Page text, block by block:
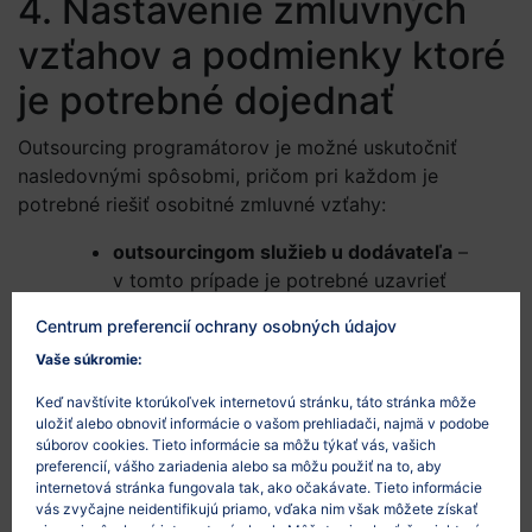
4. Nastavenie zmluvných
vzťahov a podmienky ktoré
je potrebné dojednať
Outsourcing programátorov je možné uskutočniť
nasledovnými spôsobmi, pričom pri každom je
potrebné riešiť osobitné zmluvné vzťahy:
outsourcingom služieb u dodávateľa –
v tomto prípade je potrebné uzavrieť
objednávateľom a dodávateľom. Dodávateľ
poskytuje službu prostredníctvom svojich
pracovníkov alebo sprostredkuje
pracovníkov priamo objednávateľovi.
outsourcingom služieb priamo
u programátora – je potrebné uzavrieť
zmluvu medzi objednávateľom
Centrum preferencií ochrany osobných údajov
Vaše súkromie:
Keď navštívite ktorúkoľvek internetovú stránku, táto stránka môže
uložiť alebo obnoviť informácie o vašom prehliadači, najmä v podobe
súborov cookies. Tieto informácie sa môžu týkať vás, vašich
preferencií, vášho zariadenia alebo sa môžu použiť na to, aby
internetová stránka fungovala tak, ako očakávate. Tieto informácie
vás zvyčajne neidentifikujú priamo, vďaka nim však môžete získať